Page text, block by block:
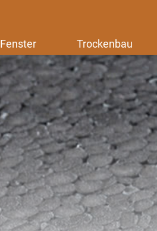
Fenster Trockenbau